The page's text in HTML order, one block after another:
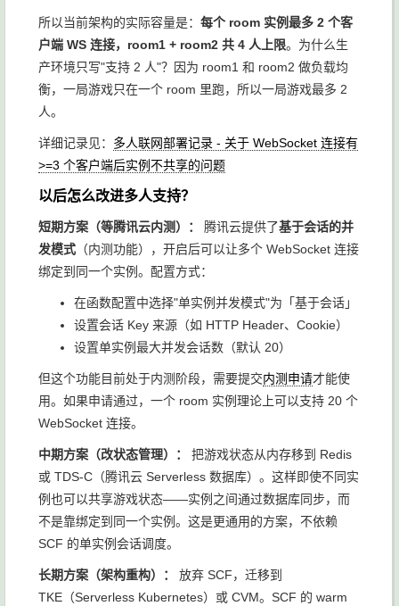
所以当前架构的实际容量是： 每个 room 实例最多 2 个客
户端 WS 连接，room1 + room2 共 4 人上限。为什么生
产环境只写"支持 2 人"？因为 room1 和 room2 做负载均
衡，一局游戏只在一个 room 里跑，所以一局游戏最多 2
人。
详细记录见： 多人联网部署记录 - 关于 WebSocket 连接有
>=3 个客户端后实例不共享的问题
以后怎么改进多人支持？
短期方案（等腾讯云内测）： 腾讯云提供了基于会话的并
发模式 （内测功能），开启后可以让多个 WebSocket 连接
绑定到同一个实例。配置方式：
在函数配置中选择"单实例并发模式"为「基于会话」
设置会话 Key 来源（如 HTTP Header、Cookie）
设置单实例最大并发会话数（默认 20）
但这个功能目前处于内测阶段，需要提交内测申请才能使
用。如果申请通过，一个 room 实例理论上可以支持 20 个
WebSocket 连接。
中期方案（改状态管理）：
把游戏状态从内存移到 Redis
或 TDS-C（腾讯云 Serverless 数据库）。这样即使不同实
例也可以共享游戏状态——实例之间通过数据库同步，而
不是靠绑定到同一个实例。这是更通用的方案，不依赖
SCF 的单实例会话调度。
长期方案（架构重构）：
放弃 SCF，迁移到
TKE（Serverless Kubernetes）或 CVM。SCF 的 warm